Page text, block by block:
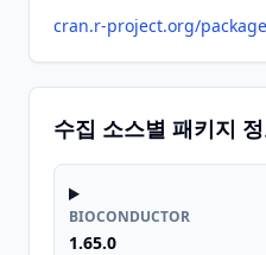
cran.r-project.org/
수집 소스별 패키지
BIOCONDUCTOR
1.65.0